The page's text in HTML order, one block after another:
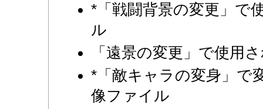
*「戦闘背景の変更」で
ル
「遠景の変更」で使用
*「敵キャラの変身」で
像ファイル